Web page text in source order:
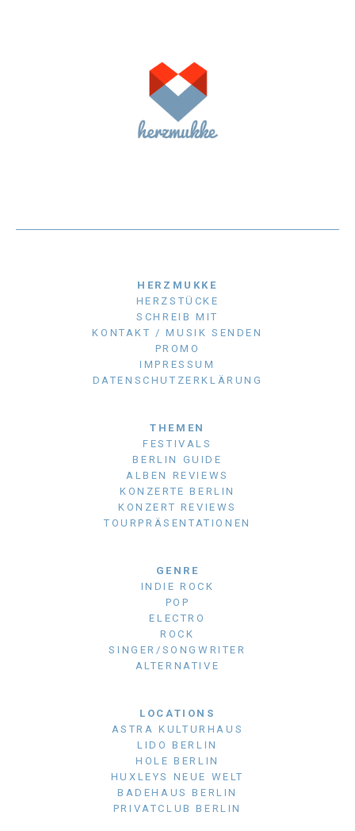
HERZMUKKE
HERZSTÜCKE
SCHREIB MIT
KONTAKT / MUSIK SENDEN
PROMO
IMPRESSUM
DATENSCHUTZERKLÄRUNG
THEMEN
FESTIVALS
BERLIN GUIDE
ALBEN REVIEWS
KONZERTE BERLIN
KONZERT REVIEWS
TOURPRÄSENTATIONEN
GENRE
INDIE ROCK
POP
ELECTRO
ROCK
SINGER/SONGWRITER
ALTERNATIVE
LOCATIONS
ASTRA KULTURHAUS
LIDO BERLIN
HOLE BERLIN
HUXLEYS NEUE WELT
BADEHAUS BERLIN
PRIVATCLUB BERLIN